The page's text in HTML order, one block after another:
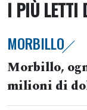
I PIÙ LETTI
MORBILLO
Morbillo,
milioni di